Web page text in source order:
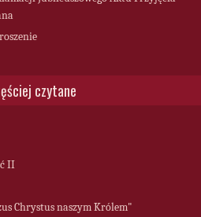
czytane
II
Chrystus naszym Królem"